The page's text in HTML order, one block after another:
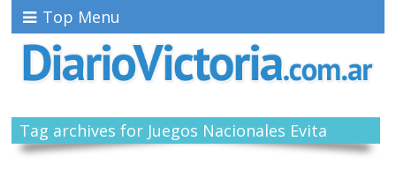
Top Menu
Tag archives for Juegos Nacionales Evita